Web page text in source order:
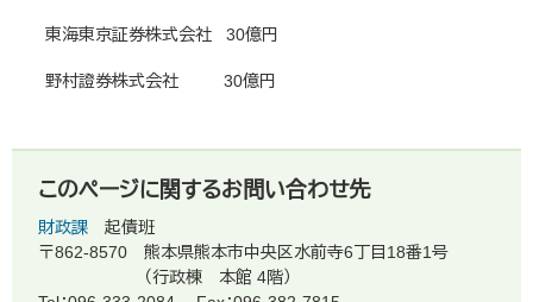
東海東京証券株式会社 30億円
野村證券株式会社 30億円
このページに関するお問い合わせ先
財政課
起債班
〒862-8570
熊本県熊本市中央区水前寺6丁目18番1号
（行政棟 本館 4階）